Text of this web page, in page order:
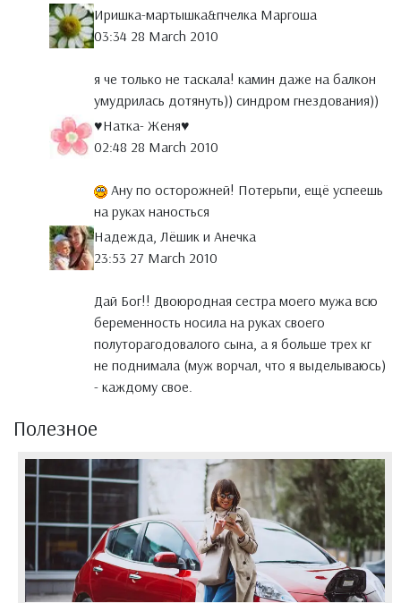
Иришка-мартышка&пчелка Маргоша
03:34 28 March 2010
я че только не таскала! камин даже на балкон
умудрилась дотянуть)) синдром гнездования))
♥Натка- Женя♥
02:48 28 March 2010
Ану по осторожней! Потерьпи, ещё успеешь
на руках наносться
Надежда, Лёшик и Анечка
23:53 27 March 2010
Дай Бог!! Двоюродная сестра моего мужа всю
беременность носила на руках своего
полуторагодовалого сына, а я больше трех кг
не поднимала (муж ворчал, что я выделываюсь)
- каждому свое.
Полезное